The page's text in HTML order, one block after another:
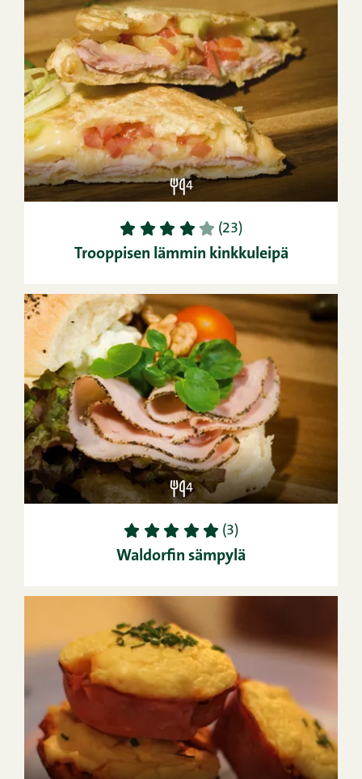
4
1 2 3 4 5 (23)
Trooppisen lämmin kinkkuleipä
4
1 2 3 4 5 (3)
Waldorfin sämpylä